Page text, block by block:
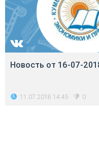
Новость от 16-07-
11.07.2018 14:45 0